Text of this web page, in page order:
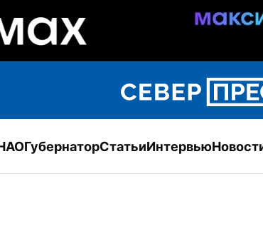
ГубернаторСтатьиИнтервью